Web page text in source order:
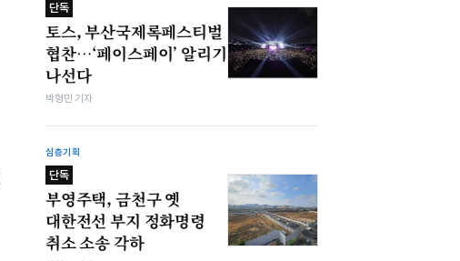
단독
토스, 부산국제록페스티벌
협찬…‘페이스페이’ 알리기
나선다
박형민 기자
심층기획
단독
부영주택, 금천구 옛
대한전선 부지 정화명령
취소 소송 각하